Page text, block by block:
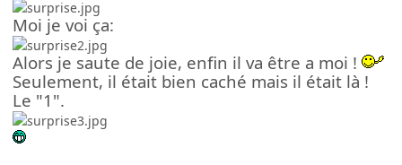
Moi je voi ça:
Alors je saute de joie, enfin il va être a moi !
Seulement, il était bien caché mais il était là !
Le "1".